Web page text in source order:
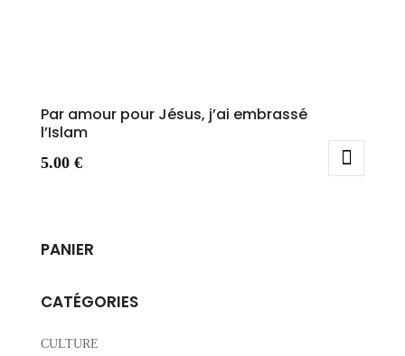
Par amour pour Jésus, j’ai embrassé
l’Islam
5.00 €
PANIER
CATÉGORIES
CULTURE